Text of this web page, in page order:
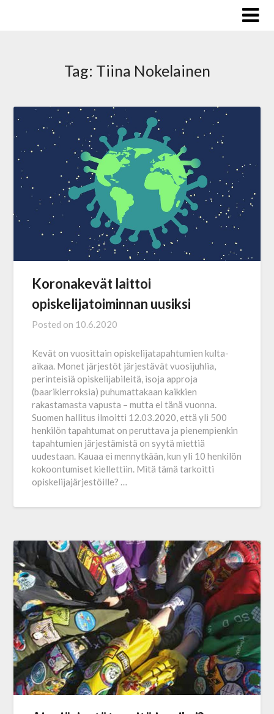
Tag: Tiina Nokelainen
Koronakevät laittoi
opiskelijatoiminnan uusiksi
Posted on 10.6.2020
Kevät on vuosittain opiskelijatapahtumien kulta-
aikaa. Monet järjestöt järjestävät vuosijuhlia,
perinteisiä opiskelija­bileitä, isoja approja
(baarikierroksia) puhumattakaan kaikkien
rakastamasta vapusta – mutta ei tänä vuonna.
Suomen hallitus ilmoitti 12.03.2020, että yli 500
henkilön tapahtumat on peruttava ja pienempienkin
tapahtumien järjestämistä on syytä miettiä
uudestaan. Kauaa ei mennytkään, kun yli 10 henkilön
kokoontumiset kiellettiin. Mitä tämä tarkoitti
opiskelijajärjestöille? …